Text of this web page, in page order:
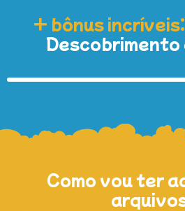
+ bônus incríveis:
Descobrimento
Como vou ter